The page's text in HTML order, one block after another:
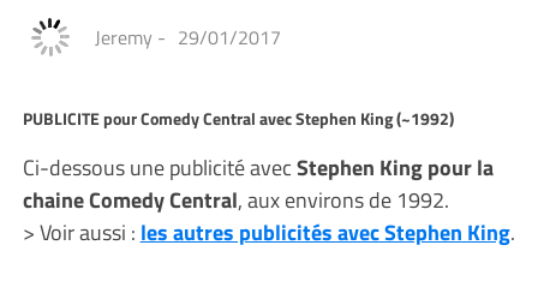
Jeremy - 29/01/2017
PUBLICITE pour Comedy Central avec Stephen King (~1992)
Ci-dessous une publicité avecStephen King pour la
chaine Comedy Central, aux environs de 1992.
> Voir aussi : les autres publicités avec Stephen King.